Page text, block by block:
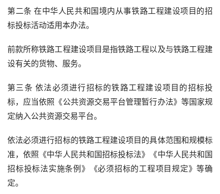
第二条 在中华人民共和国境内从事铁路工程建设项目的招
标投标活动适用本办法。
前款所称铁路工程建设项目是指铁路工程以及与铁路工程建
设有关的货物、服务。
第三条 依法必须进行招标的铁路工程建设项目的招标投
标，应当依照《公共资源交易平台管理暂行办法》等国家规
定纳入公共资源交易平台。
依法必须进行招标的铁路工程建设项目的具体范围和规模标
准，依照《中华人民共和国招标投标法》《中华人民共和国
招标投标法实施条例》《必须招标的工程项目规定》等确
定。